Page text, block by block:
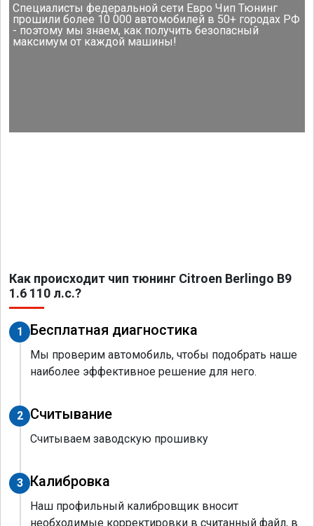
Специалисты федеральной сети Евро Чип Тюнинг
прошили более 10 000 автомобилей в 50+ городах РФ
- поэтому мы знаем, как получить безопасный
максимум от каждой машины!
Как происходит чип тюнинг Citroen Berlingo B9
1.6 110 л.с.?
1 Бесплатная диагностика
Мы проверим автомобиль, чтобы подобрать наше
наиболее эффективное решение для него.
2 Считывание
Считываем заводскую прошивку
3 Калибровка
Наш профильный калибровщик вносит
необходимые корректировки в считанный файл, в